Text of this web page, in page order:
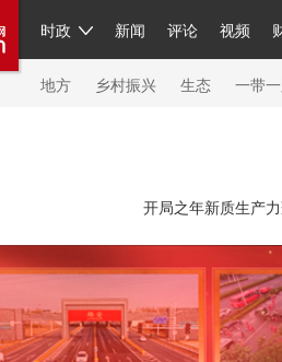
时政 新闻 评论 视频
人民领袖习近平 联播+ 中国
直播 片库 栏目大全 节目单
繁体 海外频道 iPanda
地方 乡村振兴 生态 一带
国际 评论 经济 军事 科技
天天学习 习
频 小央直播 直播中国 熊猫频
开局之年新质生产